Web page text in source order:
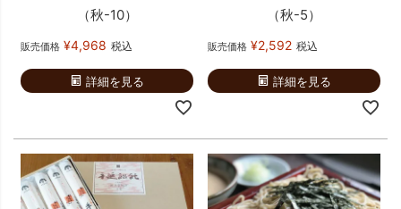
（秋-10）
販売価格 ¥4,968 税込
詳細を見る
（秋-5）
販売価格 ¥2,592 税込
詳細を見る